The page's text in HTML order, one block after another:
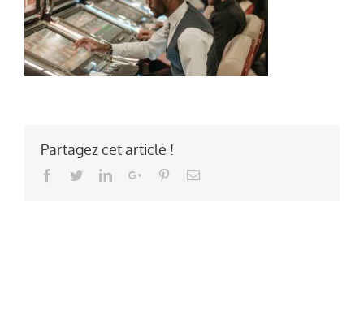
Partagez cet article !
Facebook
TwitterLinkedInGoogle+PinterestEmail